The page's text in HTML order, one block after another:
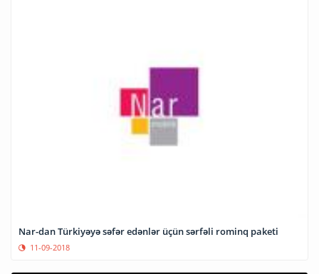
Nar-dan Türkiyəyə səfər edənlər üçün sərfəli rominq paketi
11-09-2018